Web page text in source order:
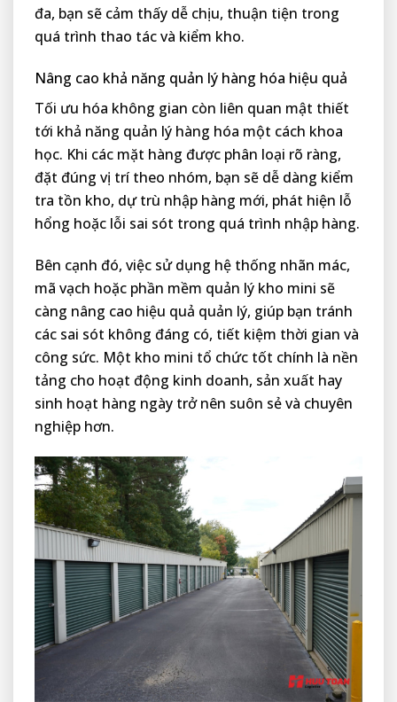
đa, bạn sẽ cảm thấy dễ chịu, thuận tiện trong
quá trình thao tác và kiểm kho.
Nâng cao khả năng quản lý hàng hóa hiệu quả
Tối ưu hóa không gian còn liên quan mật thiết
tới khả năng quản lý hàng hóa một cách khoa
học. Khi các mặt hàng được phân loại rõ ràng,
đặt đúng vị trí theo nhóm, bạn sẽ dễ dàng kiểm
tra tồn kho, dự trù nhập hàng mới, phát hiện lỗ
hổng hoặc lỗi sai sót trong quá trình nhập hàng.
Bên cạnh đó, việc sử dụng hệ thống nhãn mác,
mã vạch hoặc phần mềm quản lý kho mini sẽ
càng nâng cao hiệu quả quản lý, giúp bạn tránh
các sai sót không đáng có, tiết kiệm thời gian và
công sức. Một kho mini tổ chức tốt chính là nền
tảng cho hoạt động kinh doanh, sản xuất hay
sinh hoạt hàng ngày trở nên suôn sẻ và chuyên
nghiệp hơn.